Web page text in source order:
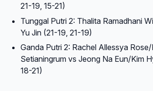
21-19, 15-21)
Tunggal Putri 2: Thalita Ramadhani
Yu Jin (21-19, 21-19)
Ganda Putri 2: Rachel Allessya Rose/
Setianingrum vs Jeong Na Eun/Kim
18-21)